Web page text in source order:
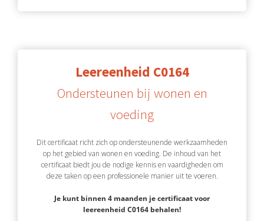
Leereenheid C0164
Ondersteunen bij wonen en
voeding
Dit certificaat richt zich op ondersteunende werkzaamheden
op het gebied van wonen en voeding. De inhoud van het
certificaat biedt jou de nodige kennis en vaardigheden om
deze taken op een professionele manier uit te voeren.
Je kunt binnen 4 maanden je certificaat voor
leereenheid C0164 behalen!